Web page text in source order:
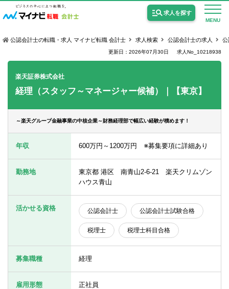
MENU
求人を探す
公認会計士の求人
監査法人の求人
個別転職相談会・セミナー
転職お役立ち情報
公認会計士の転職・求人 マイナビ転職 会計士 求人検索 公認会計士の求人 公
更新日：2026年07月30日 求人No_10218938
楽天証券株式会社
経理（スタッフ～マネージャー候補）｜【東京】
～楽天グループ金融事業の中核企業～財務経理部で幅広い経験が積めます！
年収 600万円～1200万円 ※募集要項に詳細あり
勤務地
東京都 港区 南青山2-6-21 楽天クリムゾン
ハウス青山
活かせる資格 公認会計士 公認会計士試験合格
税理士 税理士科目合格
募集職種 経理
雇用形態 正社員